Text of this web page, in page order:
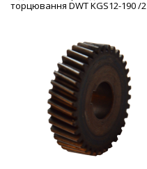
торцювання DWT KGS12-190 /